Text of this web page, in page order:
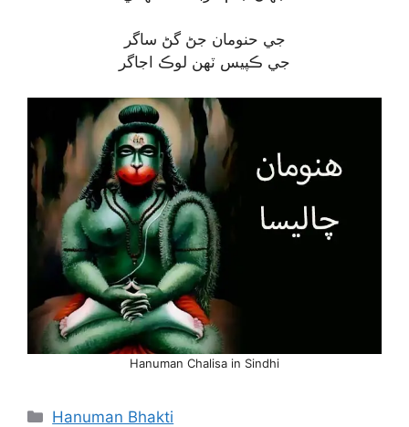
جي حنومان جڻ گڻ ساگر
جي ڪپيس ٽهن لوڪ اجاگر
Hanuman Chalisa in Sindhi
Categories
Hanuman Bhakti